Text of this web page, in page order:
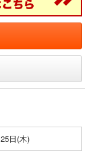
日(木)